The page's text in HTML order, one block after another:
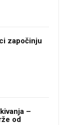
započinju
–
od